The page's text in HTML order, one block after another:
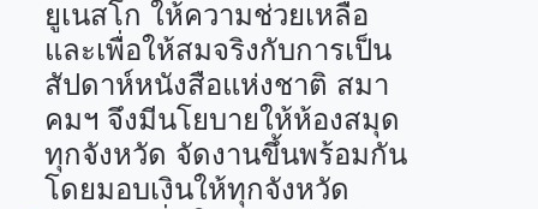
ยูเนสโก ให้ความช่วยเหลือ
และเพื่อให้สมจริงกับการเป็น
สัปดาห์หนังสือแห่งชาติ สมา
คมฯ จึงมีนโยบายให้ห้องสมุด
ทุกจังหวัด จัดงานขึ้นพร้อมกัน
โดยมอบเงินให้ทุกจังหวัด